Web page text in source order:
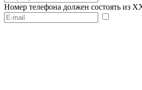
Номер телефона должен состоять из